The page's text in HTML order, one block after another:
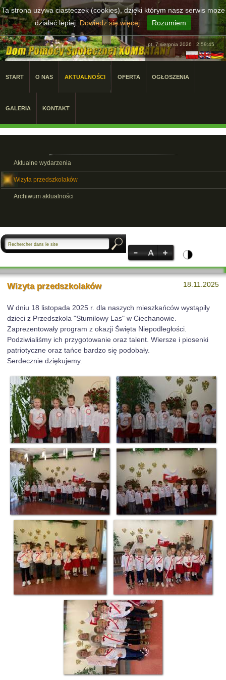
Ta strona używa ciasteczek (cookies), dzięki którym nasz serwis może
działać lepiej.Dowiedz się więcej Rozumiem
START O NAS AKTUALNOŚCI OFERTA OGŁOSZENIA
GALERIA KONTAKT
pt, 7 sierpnia 2026 | 2:59:46
Aktualne wydarzenia
Wizyta przedszkolaków
Archiwum aktualności
18.11.2025
Wizyta przedszkolaków
W dniu 18 listopada 2025 r. dla naszych mieszkańców wystąpiły
dzieci z Przedszkola "Stumilowy Las" w Ciechanowie.
Zaprezentowały program z okazji Święta Niepodległości.
Podziwialiśmy ich przygotowanie oraz talent. Wiersze i piosenki
patriotyczne oraz tańce bardzo się podobały.
Serdecznie dziękujemy.